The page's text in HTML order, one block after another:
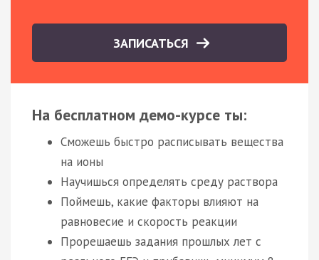
ЗАПИСАТЬСЯ
На бесплатном демо-курсе ты:
Сможешь быстро расписывать вещества
на ионы
Научишься определять среду раствора
Поймешь, какие факторы влияют на
равновесие и скорость реакции
Прорешаешь задания прошлых лет с